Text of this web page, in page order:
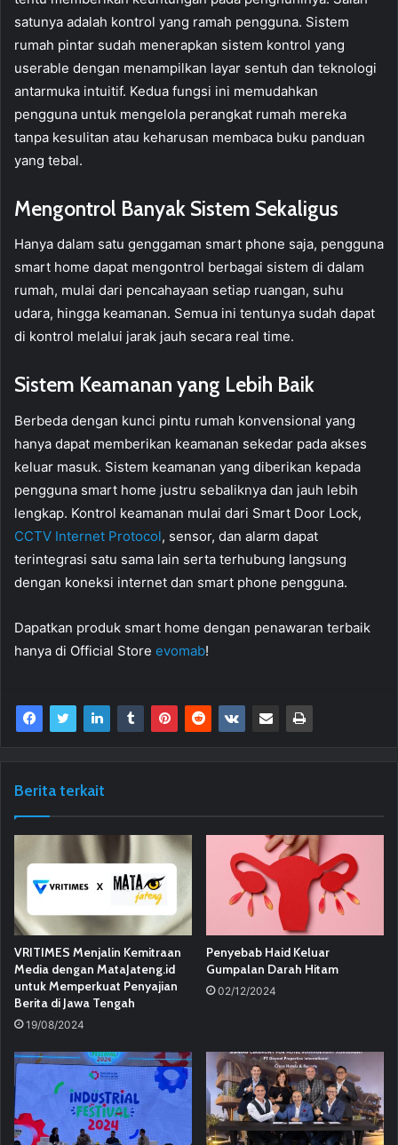
satunya adalah kontrol yang ramah pengguna. Sistem
rumah pintar sudah menerapkan sistem kontrol yang
userable dengan menampilkan layar sentuh dan teknologi
antarmuka intuitif. Kedua fungsi ini memudahkan
pengguna untuk mengelola perangkat rumah mereka
tanpa kesulitan atau keharusan membaca buku panduan
yang tebal.
Mengontrol Banyak Sistem Sekaligus
Hanya dalam satu genggaman smart phone saja, pengguna
smart home dapat mengontrol berbagai sistem di dalam
rumah, mulai dari pencahayaan setiap ruangan, suhu
udara, hingga keamanan. Semua ini tentunya sudah dapat
di kontrol melalui jarak jauh secara real time.
Sistem Keamanan yang Lebih Baik
Berbeda dengan kunci pintu rumah konvensional yang
hanya dapat memberikan keamanan sekedar pada akses
keluar masuk. Sistem keamanan yang diberikan kepada
pengguna smart home justru sebaliknya dan jauh lebih
lengkap. Kontrol keamanan mulai dari Smart Door Lock,
CCTV Internet Protocol, sensor, dan alarm dapat
terintegrasi satu sama lain serta terhubung langsung
dengan koneksi internet dan smart phone pengguna.
Dapatkan produk smart home dengan penawaran terbaik
hanya di Official Store evomab!
Berita terkait
VRITIMES Menjalin Kemitraan
Media dengan MataJateng.id
untuk Memperkuat Penyajian
Berita di Jawa Tengah
19/08/2024
Penyebab Haid Keluar
Gumpalan Darah Hitam
02/12/2024